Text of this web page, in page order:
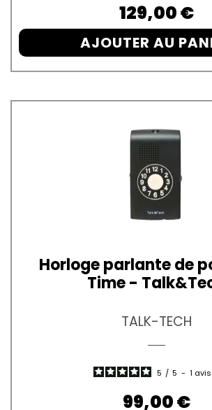
Prix
129,00 €
AJOUTER AU
Horloge parlante de
Time -
TALK-TECH
5 / 5 - 1 avis
Prix
99,00 €